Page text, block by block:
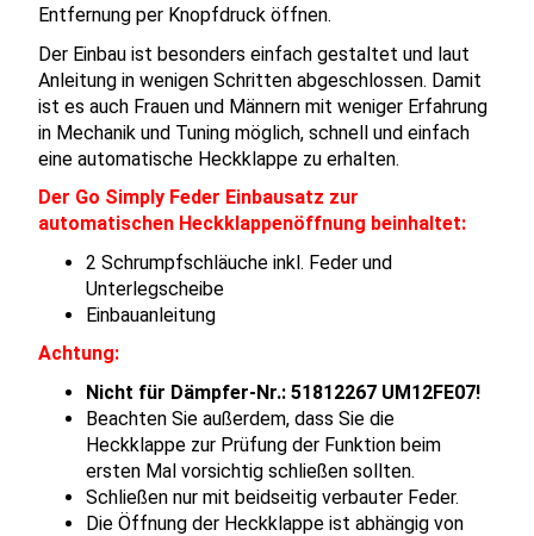
Entfernung per Knopfdruck öffnen.
Der Einbau ist besonders einfach gestaltet und laut
Anleitung in wenigen Schritten abgeschlossen. Damit
ist es auch Frauen und Männern mit weniger Erfahrung
in Mechanik und Tuning möglich, schnell und einfach
eine automatische Heckklappe zu erhalten.
Der Go Simply Feder Einbausatz zur
automatischen Heckklappenöffnung beinhaltet:
2 Schrumpfschläuche inkl. Feder und
Unterlegscheibe
Einbauanleitung
Achtung:
Nicht für Dämpfer-Nr.: 51812267 UM12FE07!
Beachten Sie außerdem, dass Sie die
Heckklappe zur Prüfung der Funktion beim
ersten Mal vorsichtig schließen sollten.
Schließen nur mit beidseitig verbauter Feder.
Die Öffnung der Heckklappe ist abhängig von